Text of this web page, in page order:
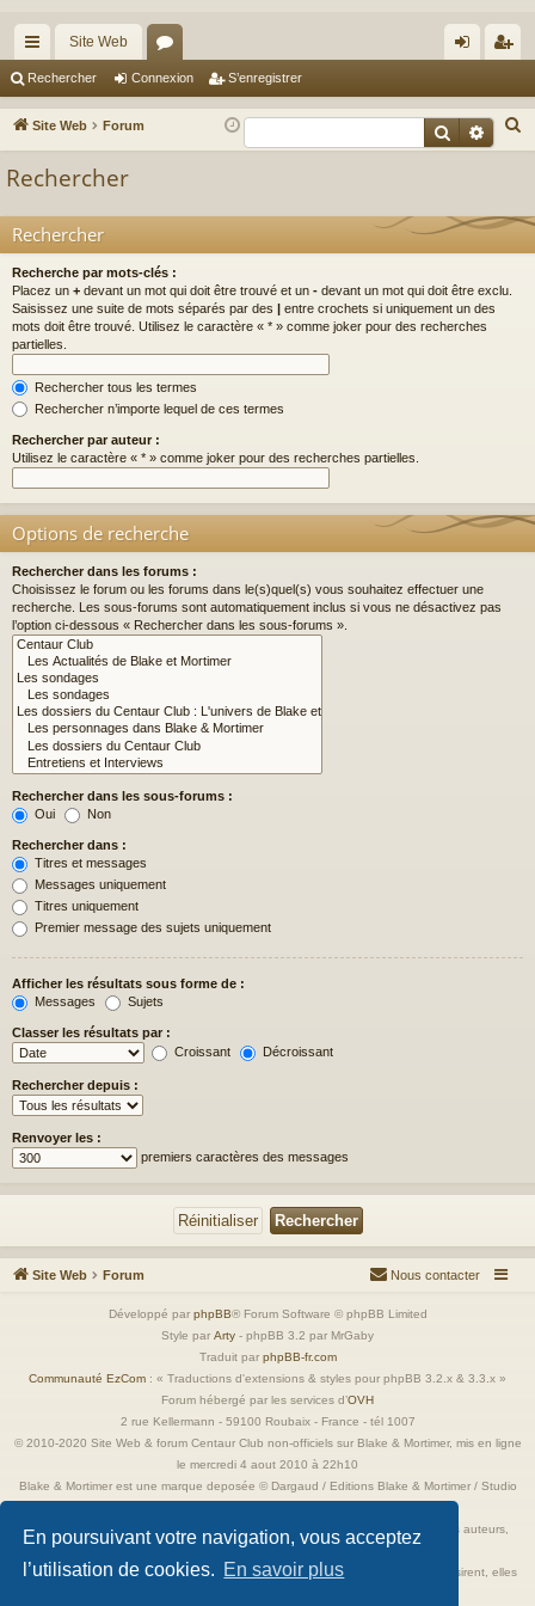
En poursuivant votre navigation, vous acceptez
l’utilisation de cookies. En savoir plus
cc
ès
ra
pi
de
Site Web
or
u
m
ne
xi
nr
eg
re
r
Rechercher Connexion S’enregistrer
Site Web Forum
e
e
r
Rechercher
Rechercher
Recherche par mots-clés :
Placez un + devant un mot qui doit être trouvé et un - devant un mot qui doit être exclu.
Saisissez une suite de mots séparés par des | entre crochets si uniquement un des
mots doit être trouvé. Utilisez le caractère « * » comme joker pour des recherches
partielles.
Rechercher tous les termes
Rechercher n’importe lequel de ces termes
Rechercher par auteur :
Utilisez le caractère « * » comme joker pour des recherches partielles.
Options de recherche
Rechercher dans les forums :
Choisissez le forum ou les forums dans le(s)quel(s) vous souhaitez effectuer une
recherche. Les sous-forums sont automatiquement inclus si vous ne désactivez pas
l’option ci-dessous « Rechercher dans les sous-forums ».
Rechercher dans les sous-forums :
Oui
Non
Rechercher dans :
Titres et messages
Messages uniquement
Titres uniquement
Premier message des sujets uniquement
Afficher les résultats sous forme de :
Messages
Sujets
Classer les résultats par :
Croissant
Décroissant
Rechercher depuis :
Renvoyer les :
premiers caractères des messages
Site Web Forum Nous contacter
Développé par phpBB® Forum Software © phpBB Limited
Style par Arty - phpBB 3.2 par MrGaby
Traduit par phpBB-fr.com
Communauté EzCom : « Traductions d'extensions & styles pour phpBB 3.2.x & 3.3.x »
Forum hébergé par les services d’OVH
2 rue Kellermann - 59100 Roubaix - France - tél 1007
© 2010-2020 Site Web & forum Centaur Club non-officiels sur Blake & Mortimer, mis en ligne
le mercredi 4 aout 2010 à 22h10
Blake & Mortimer est une marque deposée © Dargaud / Editions Blake & Mortimer / Studio
Toutes les images incluses dans ces pages sont la propriété exclusive de leurs auteurs,
ayant droits et/ou éditeurs.
Elles ne sont ici qu'à titre de référence ou d'illustration. Si les propriétaires le désirent, elles